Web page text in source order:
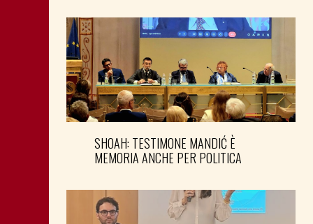
SHOAH: TESTIMONE MANDIĆ È
MEMORIA ANCHE PER POLITICA